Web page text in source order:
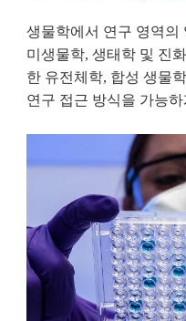
생물학에서 연구 영역의
미생물학, 생태학 및 진
한 유전체학, 합성 생물
연구 접근 방식을 가능